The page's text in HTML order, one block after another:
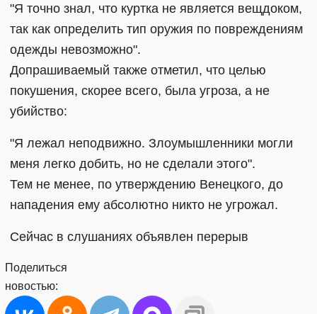
"Я точно знал, что куртка не является вещдоком,
так как определить тип оружия по повреждениям
одежды невозможно".
Допрашиваемый также отметил, что целью
покушения, скорее всего, была угроза, а не
убийство:
"Я лежал неподвижно. Злоумышленники могли
меня легко добить, но не сделали этого".
Тем не менее, по утверждению Венецкого, до
нападения ему абсолютно никто не угрожал.
Сейчас в слушаниях объявлен перерыв
Поделиться
новостью: